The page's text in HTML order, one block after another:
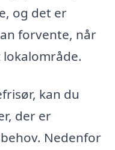
og det er
forvente, når
kan du
der er
Nedenfor